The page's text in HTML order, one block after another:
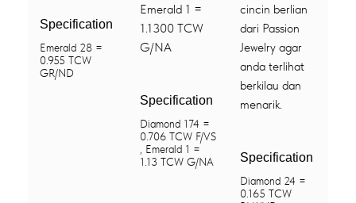
Specification
Emerald 28 =
0.955 TCW
GR/ND
Emerald 1 =
1.1300 TCW
G/NA
Specification
Diamond 174 =
0.706 TCW F/VS
, Emerald 1 =
1.13 TCW G/NA
cincin berlian
dari Passion
Jewelry agar
anda terlihat
berkilau dan
menarik.
Specification
Diamond 24 =
0.165 TCW